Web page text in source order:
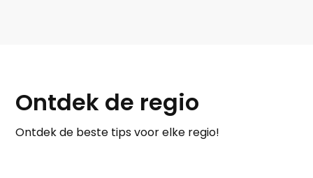
Ontdek de regio
Ontdek de beste tips voor elke regio!